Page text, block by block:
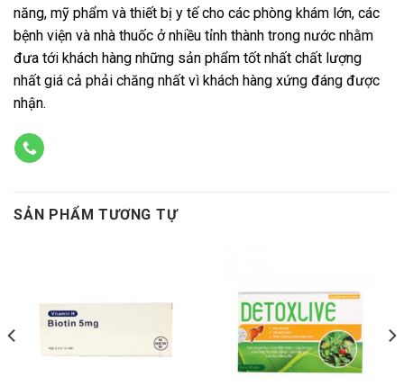
năng, mỹ phẩm và thiết bị y tế cho các phòng khám lớn, các
bệnh viện và nhà thuốc ở nhiều tỉnh thành trong nước nhằm
đưa tới khách hàng những sản phẩm tốt nhất chất lượng
nhất giá cả phải chăng nhất vì khách hàng xứng đáng được
nhận.
SẢN PHẨM TƯƠNG TỰ